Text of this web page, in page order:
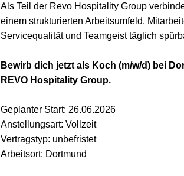
Als Teil der Revo Hospitality Group
einem strukturierten Arbeitsumfeld.
Servicequalität und Teamgeist täglich
Bewirb dich jetzt als Koch (m/w/d) bei
REVO Hospitality Group.
Geplanter Start: 26.06.2026
Anstellungsart: Vollzeit
Vertragstyp: unbefristet
Arbeitsort: Dortmund